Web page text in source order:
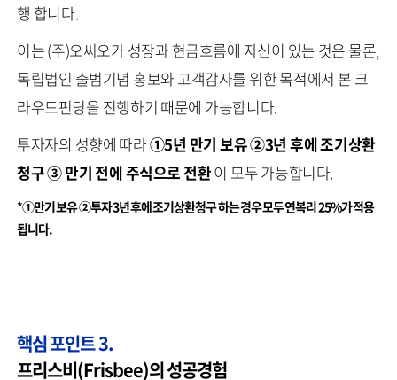
행 합니다.
이는 (주)오씨오가 성장과 현금흐름에 자신이 있는 것은 물론,
독립법인 출범기념 홍보와 고객감사를 위한 목적에서 본 크
라우드펀딩을 진행하기 때문에 가능합니다.
투자자의 성향에 따라①5년 만기 보유②3년 후에 조기상환
청구③ 만기 전에 주식으로 전환이 모두 가능합니다.
*①만기 보유②투자 3년 후에 조기상환청구 하는 경우 모두 연복리 25%가 적용
됩니다.
핵심 포인트 3.
프리스비(Frisbee)의 성공경험